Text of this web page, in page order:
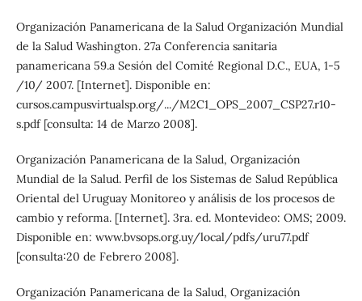
Organización Panamericana de la Salud Organización Mundial
de la Salud Washington. 27a Conferencia sanitaria
panamericana 59.a Sesión del Comité Regional D.C., EUA, 1-5
/10/ 2007. [Internet]. Disponible en:
cursos.campusvirtualsp.org/.../M2C1_OPS_2007_CSP27.r10-
s.pdf [consulta: 14 de Marzo 2008].
Organización Panamericana de la Salud, Organización
Mundial de la Salud. Perfil de los Sistemas de Salud República
Oriental del Uruguay Monitoreo y análisis de los procesos de
cambio y reforma. [Internet]. 3ra. ed. Montevideo: OMS; 2009.
Disponible en: www.bvsops.org.uy/local/pdfs/uru77.pdf
[consulta:20 de Febrero 2008].
Organización Panamericana de la Salud, Organización